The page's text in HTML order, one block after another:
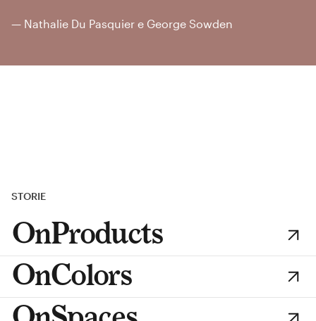
— Nathalie Du Pasquier e George Sowden
STORIE
OnProducts
OnColors